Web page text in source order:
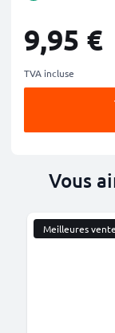
9,95 €
TVA incluse
Vous
Meilleures